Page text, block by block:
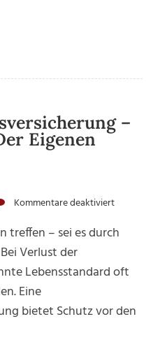
–
Eigenen
Kommentare deaktiviert
treffen – sei es durch
Verlust der
Lebensstandard oft
Eine
bietet Schutz vor den